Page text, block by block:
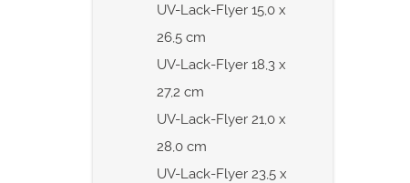
UV-Lack-Flyer 15,0 x
26,5 cm
UV-Lack-Flyer 18,3 x
27,2 cm
UV-Lack-Flyer 21,0 x
28,0 cm
UV-Lack-Flyer 23,5 x